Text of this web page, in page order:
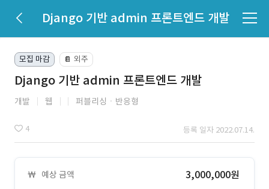
Django 기반 admin 프론트엔드 개발
모집 마감 📔 외주
Django 기반 admin 프론트엔드 개발
개발 웹 퍼블리싱ㆍ반응형
4 등록 일자 2022.07.14.
예상 금액 3,000,000원